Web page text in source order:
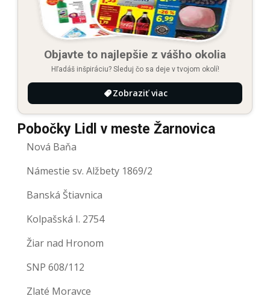
Objavte to najlepšie z vášho okolia
Hľadáš inšpiráciu? Sleduj čo sa deje v tvojom okolí!
Zobraziť viac
Pobočky Lidl v meste Žarnovica
Nová Baňa
Námestie sv. Alžbety 1869/2
Banská Štiavnica
Kolpašská I. 2754
Žiar nad Hronom
SNP 608/112
Zlaté Moravce